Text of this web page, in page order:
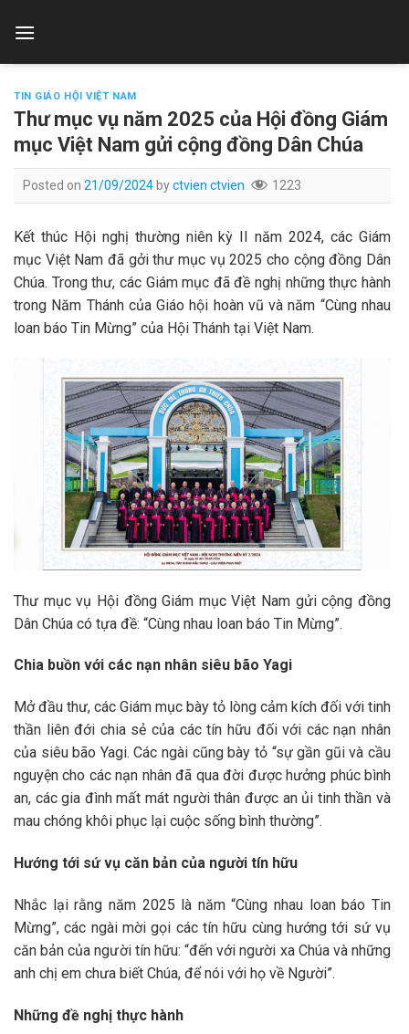
TIN GIÁO HỘI VIỆT NAM
Thư mục vụ năm 2025 của Hội đồng Giám
mục Việt Nam gửi cộng đồng Dân Chúa
Posted on 21/09/2024byctvien ctvien 1223
Kết thúc Hội nghị thường niên kỳ II năm 2024, các Giám
mục Việt Nam đã gởi thư mục vụ 2025 cho cộng đồng Dân
Chúa. Trong thư, các Giám mục đã đề nghị những thực hành
trong Năm Thánh của Giáo hội hoàn vũ và năm “Cùng nhau
loan báo Tin Mừng” của Hội Thánh tại Việt Nam.
Thư mục vụ Hội đồng Giám mục Việt Nam gửi cộng đồng
Dân Chúa có tựa đề: “Cùng nhau loan báo Tin Mừng”.
Chia buồn với các nạn nhân siêu bão Yagi
Mở đầu thư, các Giám mục bày tỏ lòng cảm kích đối với tinh
thần liên đới chia sẻ của các tín hữu đối với các nạn nhân
của siêu bão Yagi. Các ngài cũng bày tỏ “sự gần gũi và cầu
nguyện cho các nạn nhân đã qua đời được hưởng phúc bình
an, các gia đình mất mát người thân được an ủi tinh thần và
mau chóng khôi phục lại cuộc sống bình thường”.
Hướng tới sứ vụ căn bản của người tín hữu
Nhắc lại rằng năm 2025 là năm “Cùng nhau loan báo Tin
Mừng”, các ngài mời gọi các tín hữu cùng hướng tới sứ vụ
căn bản của người tín hữu: “đến với người xa Chúa và những
anh chị em chưa biết Chúa, để nói với họ về Người”.
Những đề nghị thực hành